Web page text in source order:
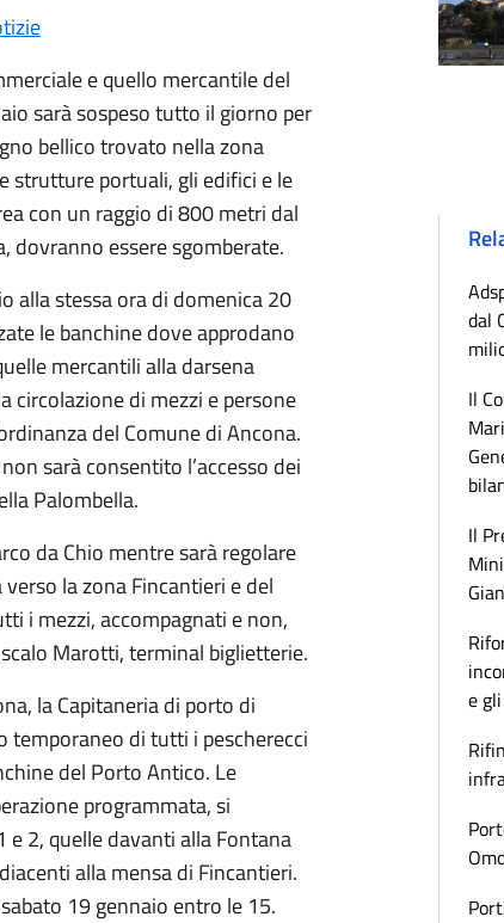
e quello mercantile del
sarà sospeso tutto il giorno per
bellico trovato nella zona
strutture portuali, gli edifici e le
con un raggio di 800 metri dal
dovranno essere sgomberate.
alla stessa ora di domenica 20
le banchine dove approdano
mercantili alla darsena
circolazione di mezzi e persone
del Comune di Ancona.
sarà consentito l’accesso dei
Palombella.
da Chio mentre sarà regolare
verso la zona Fincantieri e del
i mezzi, accompagnati e non,
Marotti, terminal biglietterie.
la Capitaneria di porto di
temporaneo di tutti i pescherecci
del Porto Antico. Le
programmata, si
2, quelle davanti alla Fontana
alla mensa di Fincantieri.
19 gennaio entro le 15.
dal
Il
Il
e